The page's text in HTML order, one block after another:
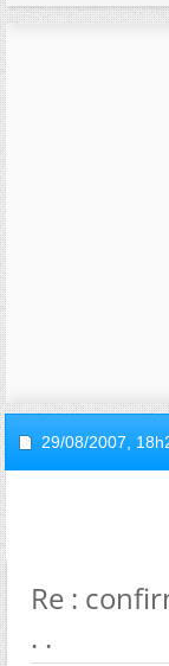
29/08/2007,
Re :
. .